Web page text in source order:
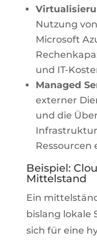
Nutzung
Microsoft
und IT-
Managed
externer
und die
Ressourcen
Beispiel:
Mittelstand
Ein
bislang lokale
sich für eine